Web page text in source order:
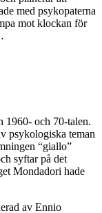
med psykopaterna
mot klockan för
1960- och 70-talen.
psykologiska teman
“giallo”
syftar på det
Mondadori hade
av Ennio